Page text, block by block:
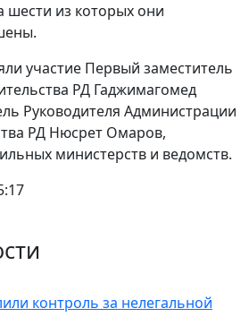
шести из которых они
участие Первый заместитель
РД Гаджимагомед
Руководителя Администрации
РД Нюсрет Омаров,
министерств и ведомств.